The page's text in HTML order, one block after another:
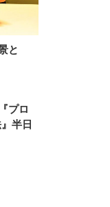
と
プロ
半日